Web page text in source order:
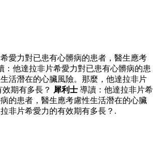
愛力對已患有心髒病的患者，醫生應考
：他達拉非片希愛力對已患有心髒病的患
活潛在的心臟風險。那麼，他達拉非片
期有多長？ 犀利士 導讀：他達拉非片希
的患者，醫生應考慮性生活潛在的心臟
非片希愛力的有效期有多長？.